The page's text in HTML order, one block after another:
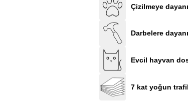
Çizilmeye
Darbelere
Evcil hayvan
7 kat yoğun